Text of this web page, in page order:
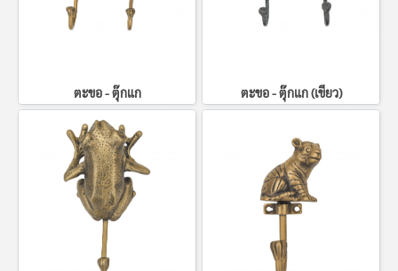
ตะขอ - ตุ๊กแก ตะขอ - ตุ๊กแก (เขียว)